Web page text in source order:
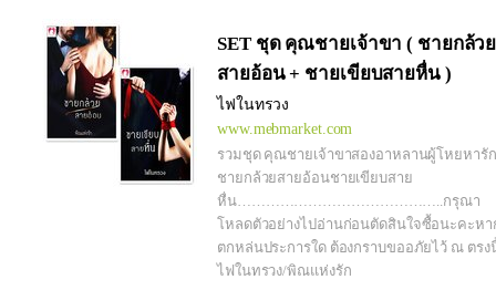
SET ชุด คุณชายเจ้าขา ( ชายกล้วย
สายอ้อน + ชายเขียบสายหื่น )
ไฟในทรวง
www.mebmarket.com
รวมชุด คุณชายเจ้าขาสองอาหลานผู้โหยหารัก
ชายกล้วยสายอ้อนชายเขียบสาย
หื่น……………………………………..กรุณา
โหลดตัวอย่างไปอ่านก่อนตัดสินใจซื้อนะคะหา
ตกหล่นประการใด ต้องกราบขออภัยไว้ ณ ตรง
ไฟในทรวง/พิณแห่งรัก